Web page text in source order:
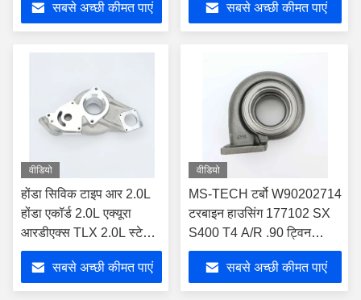
0087 टर्बोचार्जर के लिए
सबसे अच्छी कीमत पाएं
0097 टर्बोचार्जर के लिए
सबसे अच्छी कीमत पाएं
वीडियो
होंडा सिविक टाइप आर 2.0L
होंडा एकॉर्ड 2.0L एक्यूरा
आरडीएक्स TLX 2.0L स्टेज 2
टर्बो कंप्रेसर हाउसिंग 49894-
37102 49477-06100
सबसे अच्छी कीमत पाएं
वीडियो
MS-TECH टर्बो W90202714
टरबाइन हाउसिंग 177102 SX
S400 T4 A/R .90 ट्विन
स्क्रॉल
सबसे अच्छी कीमत पाएं